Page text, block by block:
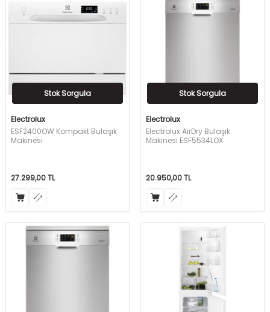
Stok Sorgula
Electrolux
ESF2400OW Kompakt Bulaşık
Makinesi
27.299,00TL
Stok Sorgula
Electrolux
Electrolux AirDry Bulaşık
Makinesi ESF5534LOX
20.950,00TL